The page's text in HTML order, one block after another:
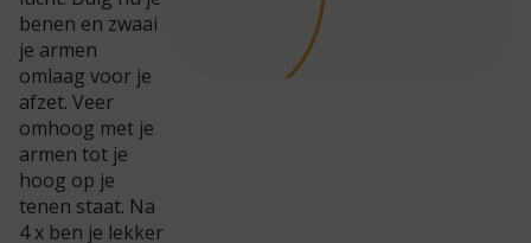
benen en zwaai
je armen
omlaag voor je
afzet. Veer
omhoog met je
armen tot je
hoog op je
tenen staat. Na
4 x ben je lekker